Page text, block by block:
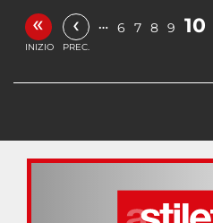
«
INIZIO
‹
PREC.
… 6 7 8 9 10